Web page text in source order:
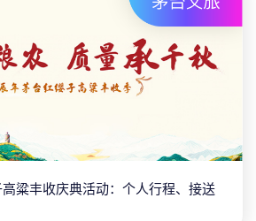
粱丰收庆典活动：个人行程、接送